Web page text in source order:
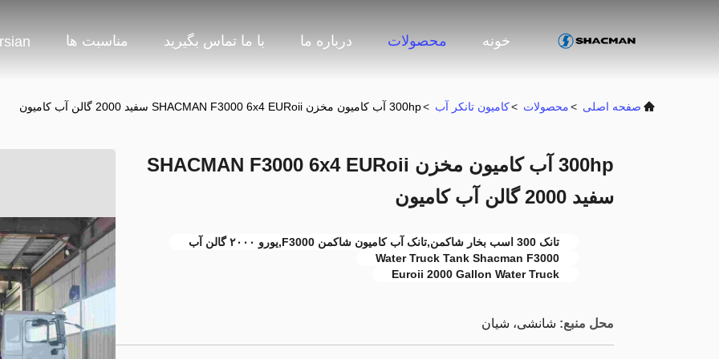
خونه محصولات درباره ما با ما تماس بگیرید مناسبت ها
صفحه اصلی >محصولات >کامیون تانکر آب >300hp آب کامیون مخزن SHACMAN F3000 6x4 EURoii سفید 2000 گالن آب کامیون
300hp آب کامیون مخزن SHACMAN F3000 6x4 EURoii
سفید 2000 گالن آب کامیون
تانک 300 اسب بخار شاکمن,تانک آب کامیون شاکمن F3000,يورو ۲۰۰۰ گالن آب
Water Truck Tank Shacman F3000
Euroii 2000 Gallon Water Truck
محل منبع: شانشی، شیان